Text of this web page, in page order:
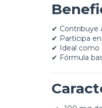
✔ Contribuye
✔ Participa
✔ Ideal como
✔ Fórmula